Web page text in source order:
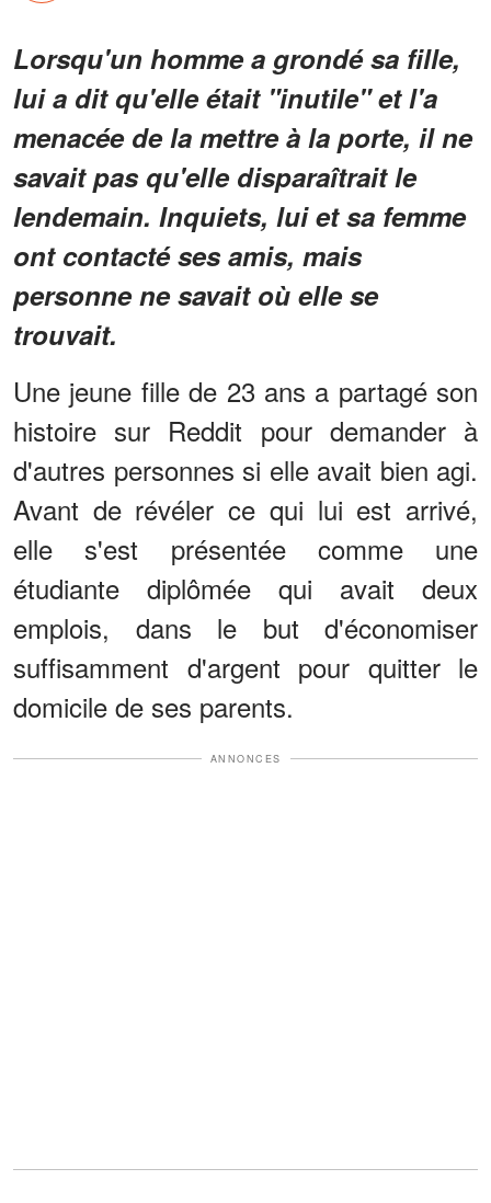
Lorsqu'un homme a grondé sa fille,
lui a dit qu'elle était "inutile" et l'a
menacée de la mettre à la porte, il ne
savait pas qu'elle disparaîtrait le
lendemain. Inquiets, lui et sa femme
ont contacté ses amis, mais
personne ne savait où elle se
trouvait.
Une jeune fille de 23 ans a partagé son
histoire sur Reddit pour demander à
d'autres personnes si elle avait bien agi.
Avant de révéler ce qui lui est arrivé,
elle s'est présentée comme une
étudiante diplômée qui avait deux
emplois, dans le but d'économiser
suffisamment d'argent pour quitter le
domicile de ses parents.
ANNONCES